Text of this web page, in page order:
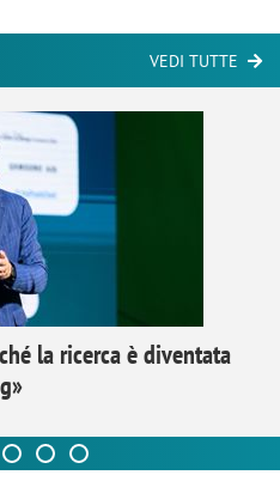
VEDI TUTTE
la ricerca è diventata